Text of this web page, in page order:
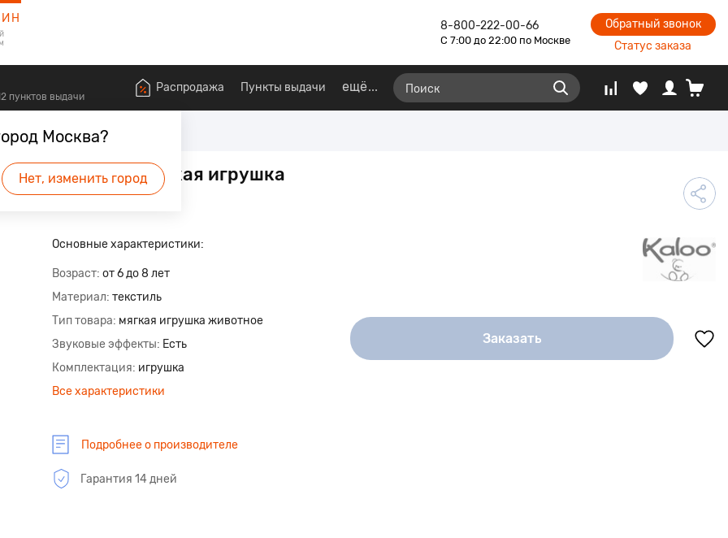
8-800-222-00-66
С 7:00 до 22:00 по Москве
Обратный звонок
Статус заказа
Москва?
Нет, изменить город
пунктов выдачи
Распродажа Пункты выдачи ещё
Музыкальные мягкие игрушки
- мягкая игрушка
первым.
Основные характеристики:
Возраст от 6 до 8 лет
Материал текстиль
Тип товара мягкая игрушка животное
Звуковые эффекты Есть
Комплектация игрушка
Все характеристики
Подробнее о производителе
Гарантия 14 дней
Заказать